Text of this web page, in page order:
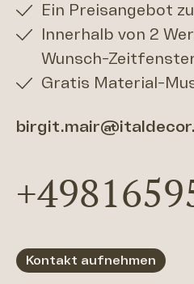
Ein Preisangebot
Innerhalb von 2
Wunsch-
Gratis Material-
Kontakt aufnehmen